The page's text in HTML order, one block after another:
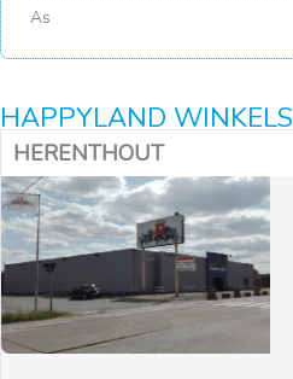
As
HAPPYLAND WINKELS
HERENTHOUT